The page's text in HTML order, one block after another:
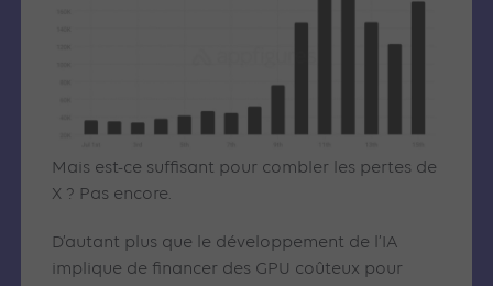
Mais est-ce suffisant pour combler les pertes de
X ? Pas encore.
D’autant plus que le développement de l’IA
implique de financer des GPU coûteux pour